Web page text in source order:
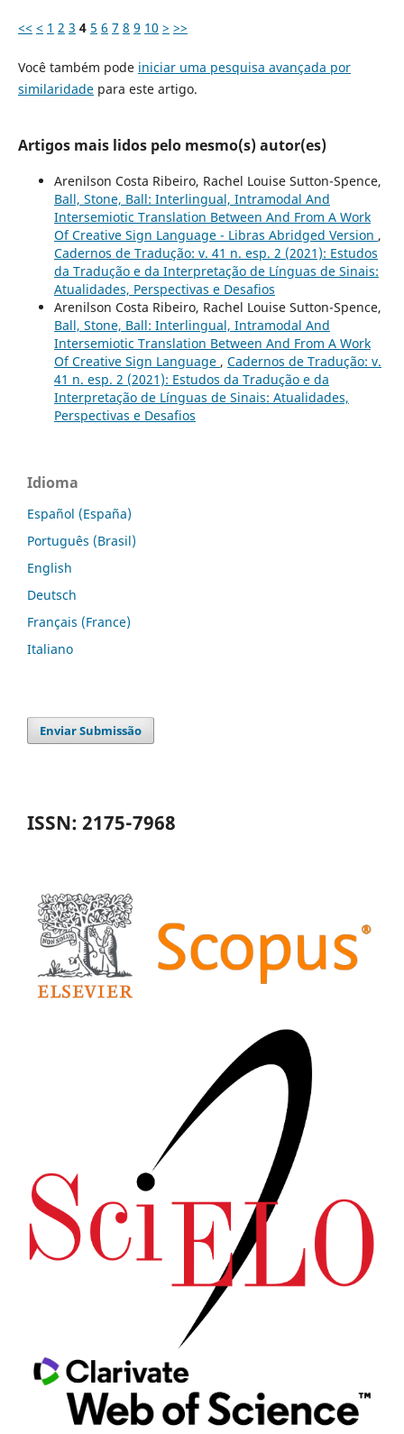
<< < 1 2 3 4 5 6 7 8 9 10 > >>
Você também pode iniciar uma pesquisa avançada por
similaridadepara este artigo.
Artigos mais lidos pelo mesmo(s) autor(es)
Arenilson Costa Ribeiro, Rachel Louise Sutton-Spence,
Ball, Stone, Ball: Interlingual, Intramodal And
Intersemiotic Translation Between And From A Work
Of Creative Sign Language - Libras Abridged Version ,
Cadernos de Tradução: v. 41 n. esp. 2 (2021): Estudos
da Tradução e da Interpretação de Línguas de Sinais:
Atualidades, Perspectivas e Desafios
Arenilson Costa Ribeiro, Rachel Louise Sutton-Spence,
Ball, Stone, Ball: Interlingual, Intramodal And
Intersemiotic Translation Between And From A Work
Of Creative Sign Language , Cadernos de Tradução: v.
41 n. esp. 2 (2021): Estudos da Tradução e da
Interpretação de Línguas de Sinais: Atualidades,
Perspectivas e Desafios
Idioma
Español (España)
Português (Brasil)
English
Deutsch
Français (France)
Italiano
Enviar Submissão
ISSN: 2175-7968